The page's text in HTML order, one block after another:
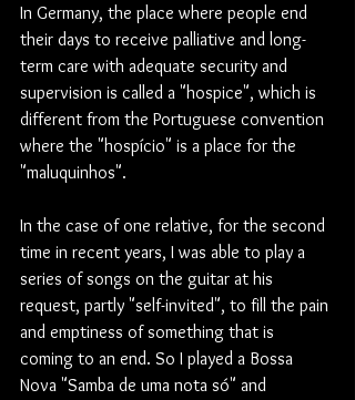
In Germany, the place where people end
their days to receive palliative and long-
term care with adequate security and
supervision is called a "hospice", which is
different from the Portuguese convention
where the "hospício" is a place for the
"maluquinhos".
In the case of one relative, for the second
time in recent years, I was able to play a
series of songs on the guitar at his
request, partly "self-invited", to fill the pain
and emptiness of something that is
coming to an end. So I played a Bossa
Nova "Samba de uma nota só" and